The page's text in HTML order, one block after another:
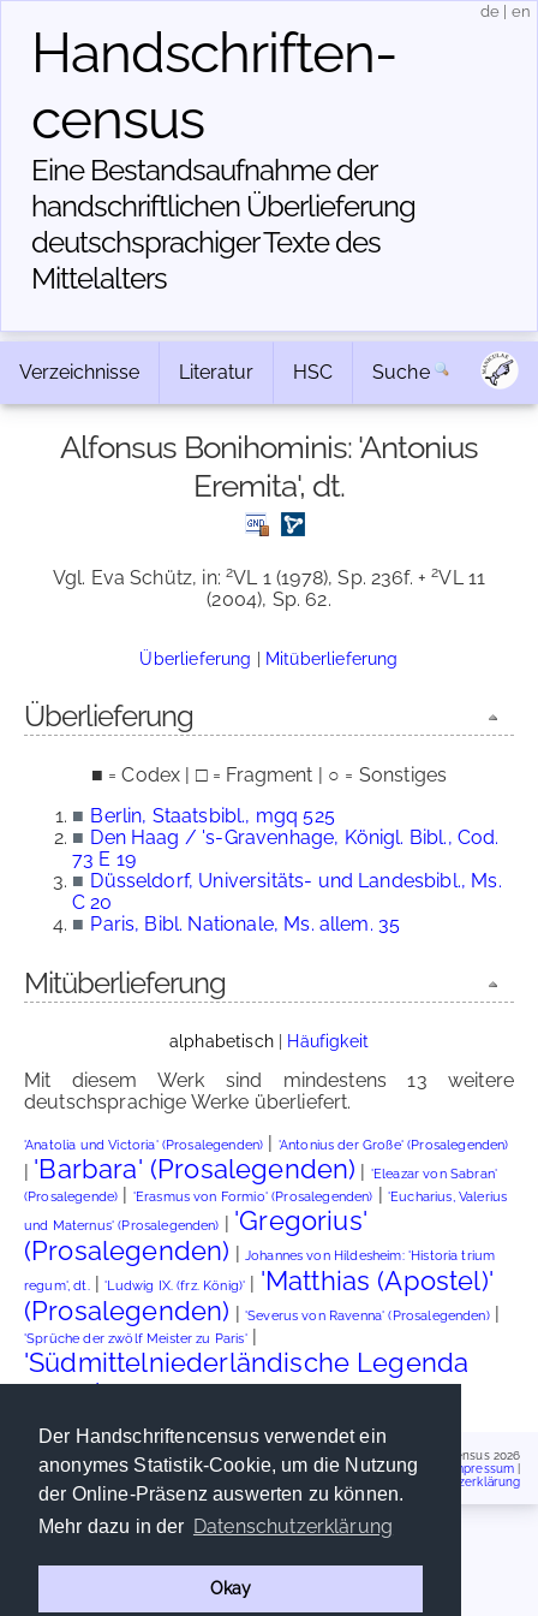
Der Handschriftencensus verwendet ein
anonymes Statistik-Cookie, um die Nutzung
der Online-Präsenz auswerten zu können.
Mehr dazu in der Datenschutzerklärung
Okay
Handschriften­
census
Eine Bestandsaufnahme der
handschriftlichen Über­lieferung
deutschsprachiger Texte des
Mittelalters
de en
Verzeichnisse Literatur HSC Suche
Alfonsus Bonihominis: 'Antonius
Eremita', dt.
Vgl. Eva Schütz, in:2VL 1 (1978), Sp. 236f. +2VL 11
(2004), Sp. 62.
Überlieferung | Mitüberlieferung
Überlieferung
■ = Codex | □ = Fragment | ○ = Sonstiges
■ Berlin, Staatsbibl., mgq 525
■ Den Haag / 's-Gravenhage, Königl. Bibl., Cod.
73 E 19
■ Düsseldorf, Universitäts- und Landesbibl., Ms.
C 20
■ Paris, Bibl. Nationale, Ms. allem. 35
Mitüberlieferung
alphabetisch| Häufigkeit
Mit diesem Werk sind mindestens 13 weitere
deutschsprachige Werke überliefert.
'Anatolia und Victoria' (Prosalegenden) | 'Antonius der Große' (Prosalegenden)
| 'Barbara' (Prosalegenden) | 'Eleazar von Sabran'
(Prosalegende) | 'Erasmus von Formio' (Prosalegenden) | 'Eucharius, Valerius
und Maternus' (Prosalegenden) | 'Gregorius'
(Prosalegenden) | Johannes von Hildesheim: 'Historia trium
regum', dt.|'Ludwig IX. (frz. König)' | 'Matthias (Apostel)'
(Prosalegenden) | 'Severus von Ravenna' (Prosalegenden)|
'Sprüche der zwölf Meister zu Paris'|
'Südmittelniederländische Legenda
aurea'
Handschriftencensus 2026
Impressum
Datenschutzerklärung